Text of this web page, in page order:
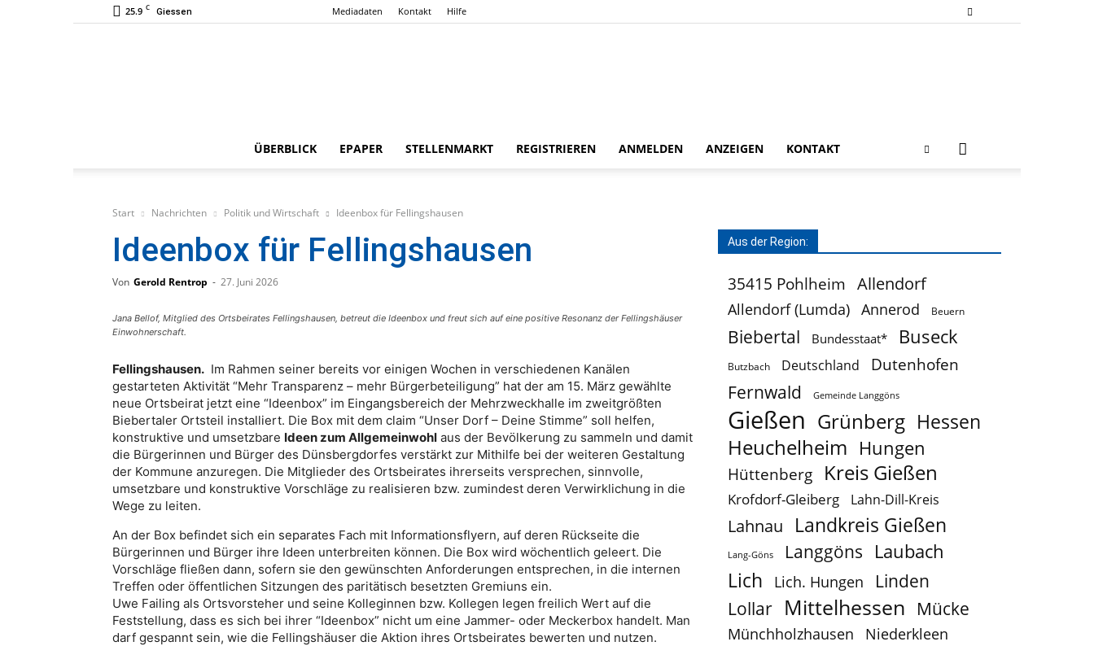
25.9 C Giessen Mediadaten Kontakt Hilfe
ÜBERBLICK EPAPER STELLENMARKT REGISTRIEREN ANMELDEN ANZEIGEN KONTAKT
Start Nachrichten Politik und Wirtschaft Ideenbox für Fellingshausen
Ideenbox für Fellingshausen
Von Gerold Rentrop - 27. Juni 2026
Jana Bellof, Mitglied des Ortsbeirates Fellingshausen, betreut die Ideenbox und freut sich auf eine positive Resonanz der Fellingshäuser
Einwohnerschaft.
Fellingshausen. Im Rahmen seiner bereits vor einigen Wochen in verschiedenen Kanälen
gestarteten Aktivität “Mehr Transparenz – mehr Bürgerbeteiligung” hat der am 15. März gewählte
neue Ortsbeirat jetzt eine “Ideenbox” im Eingangsbereich der Mehrzweckhalle im zweitgrößten
Biebertaler Ortsteil installiert. Die Box mit dem claim “Unser Dorf – Deine Stimme” soll helfen,
konstruktive und umsetzbare Ideen zum Allgemeinwohl aus der Bevölkerung zu sammeln und damit
die Bürgerinnen und Bürger des Dünsbergdorfes verstärkt zur Mithilfe bei der weiteren Gestaltung
der Kommune anzuregen. Die Mitglieder des Ortsbeirates ihrerseits versprechen, sinnvolle,
umsetzbare und konstruktive Vorschläge zu realisieren bzw. zumindest deren Verwirklichung in die
Wege zu leiten.
An der Box befindet sich ein separates Fach mit Informationsflyern, auf deren Rückseite die
Bürgerinnen und Bürger ihre Ideen unterbreiten können. Die Box wird wöchentlich geleert. Die
Vorschläge fließen dann, sofern sie den gewünschten Anforderungen entsprechen, in die internen
Treffen oder öffentlichen Sitzungen des paritätisch besetzten Gremiuns ein.
Uwe Failing als Ortsvorsteher und seine Kolleginnen bzw. Kollegen legen freilich Wert auf die
Feststellung, dass es sich bei ihrer “Ideenbox” nicht um eine Jammer- oder Meckerbox handelt. Man
darf gespannt sein, wie die Fellingshäuser die Aktion ihres Ortsbeirates bewerten und nutzen.
Aus der Region:
35415 Pohlheim Allendorf
Allendorf (Lumda) Annerod Beuern
Biebertal Bundesstaat* Buseck
Butzbach Deutschland Dutenhofen
Fernwald Gemeinde Langgöns
Gießen Grünberg Hessen
Heuchelheim Hungen
Hüttenberg Kreis Gießen
Krofdorf-Gleiberg Lahn-Dill-Kreis
Lahnau Landkreis Gießen
Lang-Göns Langgöns Laubach
Lich Lich. Hungen
Linden
Lollar Mittelhessen Mücke
Münchholzhausen Niederkleen